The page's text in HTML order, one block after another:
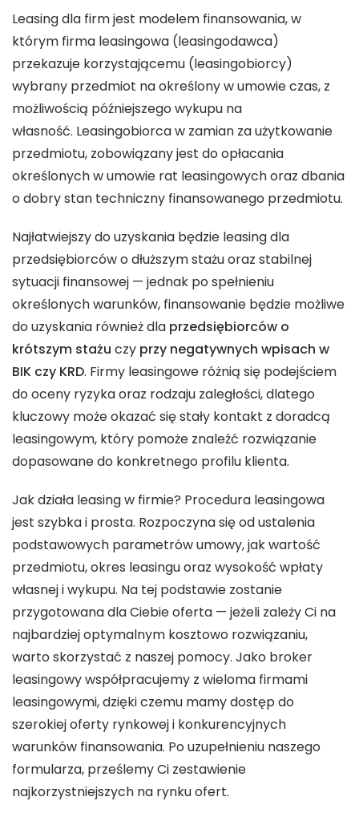
Leasing dla firm jest modelem finansowania, w
którym firma leasingowa (leasingodawca)
przekazuje korzystającemu (leasingobiorcy)
wybrany przedmiot na określony w umowie czas, z
możliwością późniejszego wykupu na
własność. Leasingobiorca w zamian za użytkowanie
przedmiotu, zobowiązany jest do opłacania
określonych w umowie rat leasingowych oraz dbania
o dobry stan techniczny finansowanego przedmiotu.
Najłatwiejszy do uzyskania będzie leasing dla
przedsiębiorców o dłuższym stażu oraz stabilnej
sytuacji finansowej — jednak po spełnieniu
określonych warunków, finansowanie będzie możliwe
do uzyskania również dla przedsiębiorców o
krótszym stażu czy przy negatywnych wpisach w
BIK czy KRD. Firmy leasingowe różnią się podejściem
do oceny ryzyka oraz rodzaju zaległości, dlatego
kluczowy może okazać się stały kontakt z doradcą
leasingowym, który pomoże znaleźć rozwiązanie
dopasowane do konkretnego profilu klienta.
Jak działa leasing w firmie? Procedura leasingowa
jest szybka i prosta. Rozpoczyna się od ustalenia
podstawowych parametrów umowy, jak wartość
przedmiotu, okres leasingu oraz wysokość wpłaty
własnej i wykupu. Na tej podstawie zostanie
przygotowana dla Ciebie oferta — jeżeli zależy Ci na
najbardziej optymalnym kosztowo rozwiązaniu,
warto skorzystać z naszej pomocy. Jako broker
leasingowy współpracujemy z wieloma firmami
leasingowymi, dzięki czemu mamy dostęp do
szerokiej oferty rynkowej i konkurencyjnych
warunków finansowania. Po uzupełnieniu naszego
formularza, prześlemy Ci zestawienie
najkorzystniejszych na rynku ofert.